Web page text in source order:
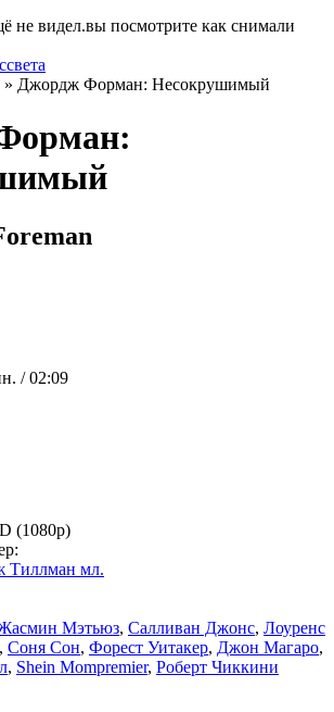
не видел.вы посмотрите как снимали
» Джордж Форман: Несокрушимый
/ 02:09
(1080p)
Тиллман мл.
Мэтьюз, Салливан Джонс, Лоуренс
, Соня Сон, Форест Уитакер, Джон Магаро,
, Shein Mompremier, Роберт Чиккини